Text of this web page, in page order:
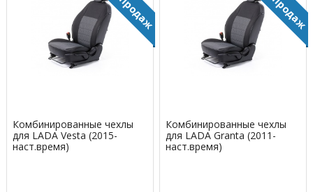
Комбинированные чехлы
для LADA Vesta (2015-
наст.время)
Комбинированные чехлы
для LADA Granta (2011-
наст.время)